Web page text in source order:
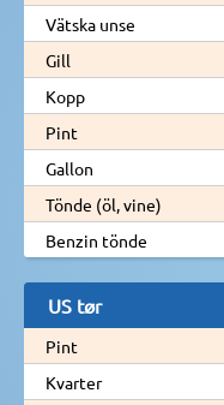
Vätska unse
Gill
Kopp
Pint
Gallon
Tönde (öl, vine)
Benzin tönde
US tør
Pint
Kvarter